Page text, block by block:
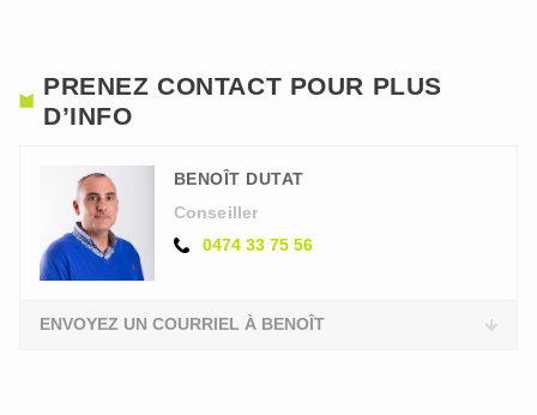
PRENEZ CONTACT POUR PLUS
D’INFO
BENOÎT DUTAT
Conseiller
0474 33 75 56
ENVOYEZ UN COURRIEL À BENOÎT